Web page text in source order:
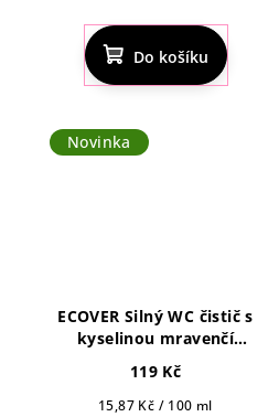
Do košíku
Novinka
ECOVER Silný WC čistič s
kyselinou mravenčí
Cleaner Power 750 ml
119 Kč
Měrná
15,87 Kč / 100 ml